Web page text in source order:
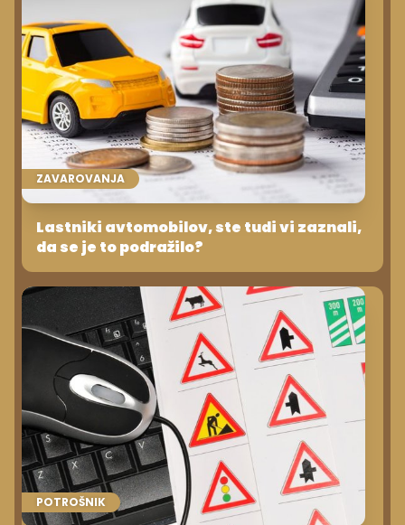
ZAVAROVANJA
Lastniki avtomobilov, ste tudi vi zaznali,
da se je to podražilo?
POTROŠNIK